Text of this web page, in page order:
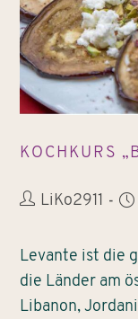
KOCHKURS
LiKo2911
Levante ist die
die Länder am
Libanon,